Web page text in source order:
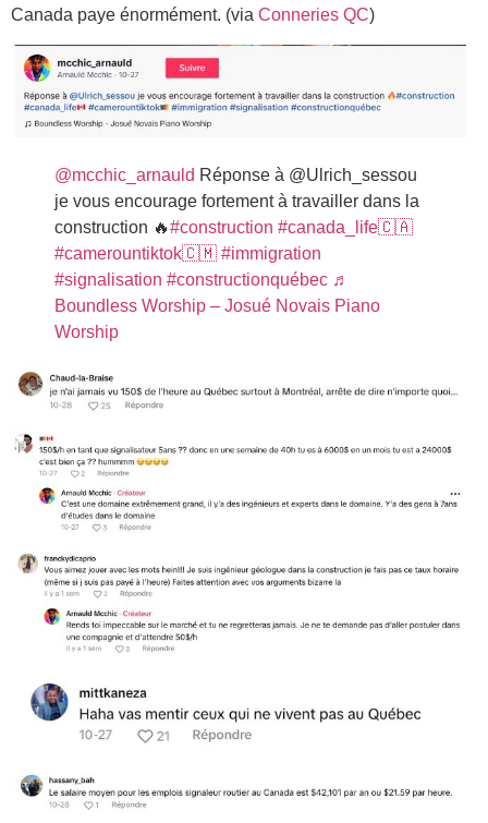
Canada paye énormément. (via Conneries QC)
@mcchic_arnauld Réponse à @Ulrich_sessou
je vous encourage fortement à travailler dans la
construction 🔥#construction #canada_life🇨🇦
#camerountiktok🇨🇲 #immigration
#signalisation #constructionquébec ♬
Boundless Worship – Josué Novais Piano
Worship